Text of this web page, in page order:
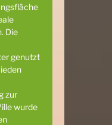
Die
genutzt
zur
wurde